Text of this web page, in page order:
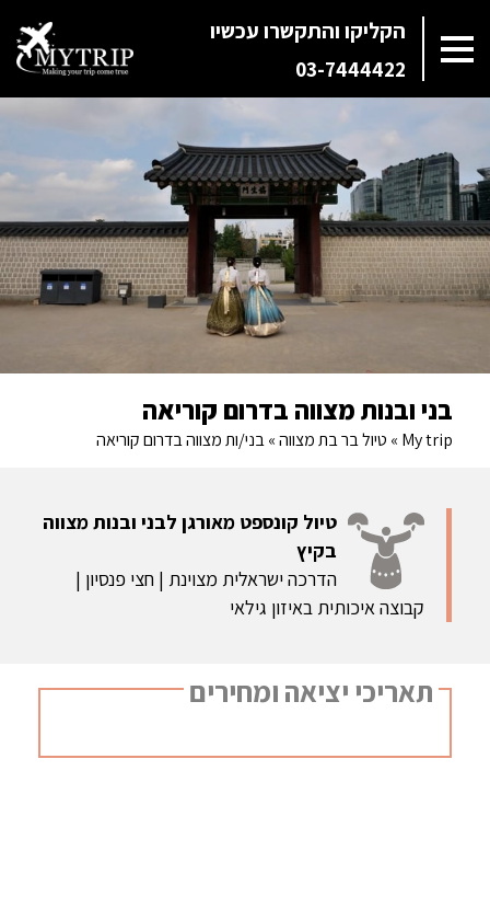
הקליקו והתקשרו עכשיו
03-7444422
בני ובנות מצווה בדרום קוריאה
My trip
» טיול בר בת מצווה»בני/ות מצווה בדרום קוריאה
טיול קונספט מאורגן לבני ובנות מצווה
בקיץ
הדרכה ישראלית מצוינת | חצי פנסיון |
קבוצה איכותית באיזון גילאי
תאריכי יציאה ומחירים